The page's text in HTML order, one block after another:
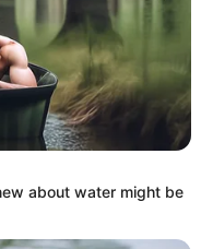
about water might be